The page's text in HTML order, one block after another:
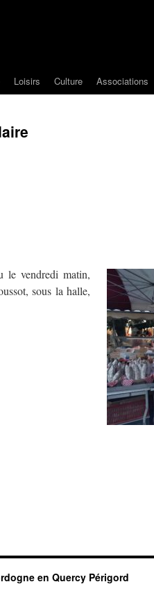
Loisirs Culture Associations
le vendredi matin,
sous la halle,
en Quercy Périgord